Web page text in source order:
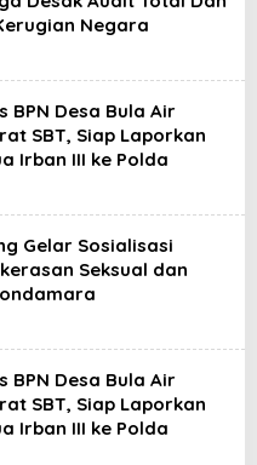
Negara
BPN Desa Bula Air
SBT, Siap Laporkan
Irban III ke Polda
Gelar Sosialisasi
Seksual dan
BPN Desa Bula Air
SBT, Siap Laporkan
Irban III ke Polda